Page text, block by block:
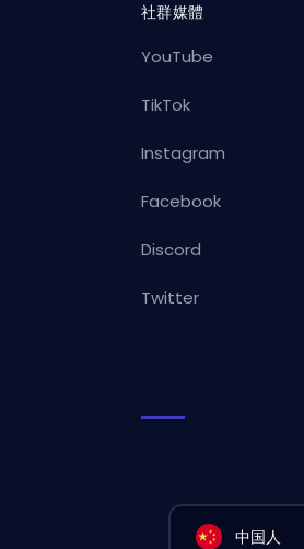
社群媒體
YouTube
TikTok
Instagram
Facebook
Discord
Twitter
中国人